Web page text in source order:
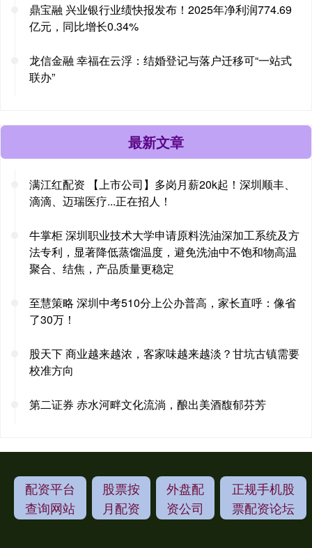
鼎宝融 兴业银行业绩快报发布！2025年净利润774.69
亿元，同比增长0.34%
龙信金融 幸福在云浮：结婚登记与落户迁移可“一站式
联办”
最新文章
满江红配资 【上市公司】多岗月薪20k起！深圳顺丰、
滴滴、迈瑞医疗...正在招人！
牛掌柜 深圳职业技术大学申请原料洗油深加工系统及方
法专利，显著降低蒸馏温度，避免洗油中不饱和物高温
聚合、结焦，产品质量更稳定
至慧策略 深圳中考510分上公办普高，家长直呼：像省
了30万！
股天下 商业越来越浓，客家味越来越淡？甘坑古镇需要
校准方向
第二证券 赤水河畔文化流淌，酿出美酒馥郁芬芳
配资平台
查询网站
股票按
月配资
外盘配
资公司
正规手机股
票配资论坛